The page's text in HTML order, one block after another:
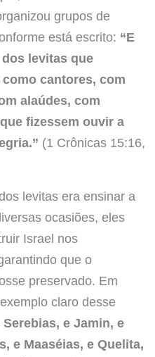
grupos de
está escrito: “E
levitas que
cantores, com
alaúdes, com
fizessem ouvir a
(1 Crônicas 15:16,
levitas era ensinar a
ocasiões, eles
Israel nos
que o
preservado. Em
claro desse
e Jamin, e
e Maaséias, e Quelita,